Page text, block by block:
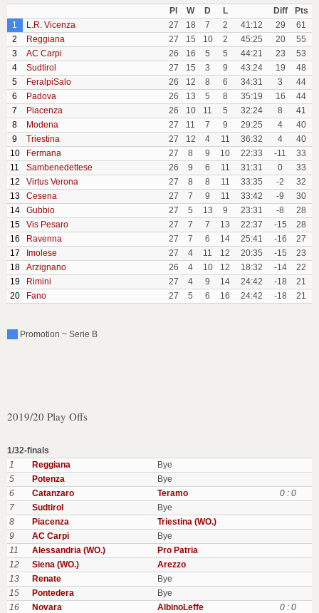
Pl W D L Diff
Pts
1
L.R. Vicenza 27 18 7 2 41:12 29
61
2
Reggiana 27 15 10 2 45:25 20
55
3
AC Carpi 26 16 5 5 44:21 23
53
4
Sudtirol 27 15 3 9 43:24 19
48
5
FeralpiSalo 26 12 8 6 34:31 3
44
6
Padova 26 13 5 8 35:19 16
44
7
Piacenza 26 10 11 5 32:24 8
41
8
Modena 27 11 7 9 29:25 4
40
9
Triestina 27 12 4 11 36:32 4
40
10
Fermana 27 8 9 10 22:33 -11
33
11
Sambenedettese 26 9 6 11 31:31 0
33
12
Virtus Verona 27 8 8 11 33:35 -2
32
13
Cesena 27 7 9 11 33:42 -9
30
14
Gubbio 27 5 13 9 23:31 -8
28
15
Vis Pesaro 27 7 7 13 22:37 -15
28
16
Ravenna 27 7 6 14 25:41 -16
27
17
Imolese 27 4 11 12 20:35 -15
23
18
Arzignano 26 4 10 12 18:32 -14
22
19
Rimini 27 4 9 14 24:42 -18
21
20
Fano 27 5 6 16 24:42 -18 21
Promotion ~ Serie B
2019/20 Play Offs
1/32-finals
1
Reggiana
Bye
5
Potenza
Bye
6
Catanzaro Teramo
0 : 0
7
Sudtirol
Bye
8
Piacenza
Triestina (WO.)
9
AC Carpi
Bye
11
Alessandria (WO.)
Pro Patria
12
Siena (WO.)
Arezzo
13
Renate
Bye
15
Pontedera
Bye
16
Novara AlbinoLeffe
0 : 0